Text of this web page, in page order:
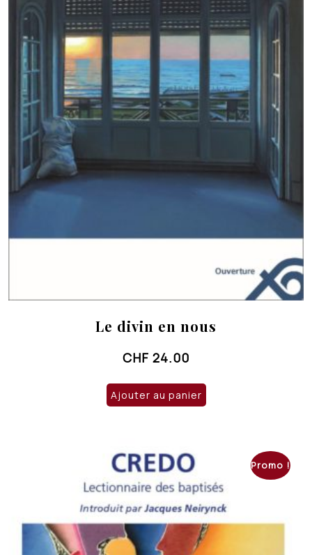
Le divin en nous
CHF 24.00
Ajouter au panier
Promo !